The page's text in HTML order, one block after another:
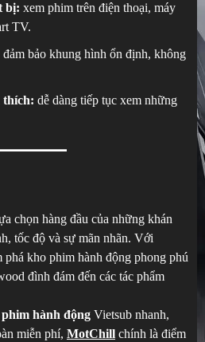
bị: xem phim trên điện thoại, máy
TV.
đảm bảo khung hình ổn định, không
thích: dễ dàng tiếp tục xem những
chọn hàng đầu của những khán
tốc độ và sự mãn nhãn. Với
phá kho phim hành động phong phú
đình đám đến các tác phẩm
phim hành động Vietsub nhanh,
miễn phí, MotChill chính là điểm